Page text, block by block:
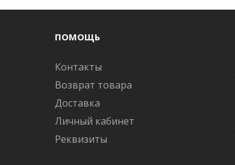
ПОМОЩЬ
Контакты
Возврат товара
Доставка
Личный кабинет
Реквизиты